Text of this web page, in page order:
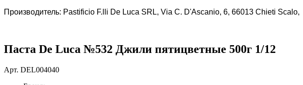
Производитель: Pastificio F.lli De Luca SRL, Via C. D'Ascanio, 6, 66013 Chieti
Паста De Luca №532 Джили пятицветные 500г 1/12
Арт. DEL004040